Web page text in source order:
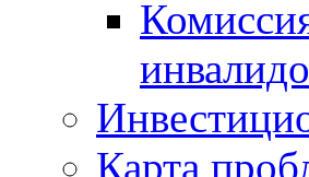
Карта